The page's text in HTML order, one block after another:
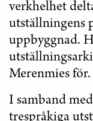
verkhelhet
utställningens
uppbyggnad.
Merenmies för.
I samband
trespråkiga